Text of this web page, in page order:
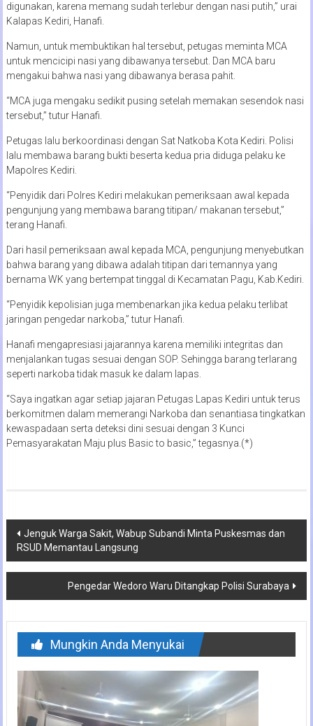
digunakan, karena memang sudah terlebur dengan nasi putih,” urai
Kalapas Kediri, Hanafi.
Namun, untuk membuktikan hal tersebut, petugas meminta MCA
untuk mencicipi nasi yang dibawanya tersebut. Dan MCA baru
mengakui bahwa nasi yang dibawanya berasa pahit.
“MCA juga mengaku sedikit pusing setelah memakan sesendok nasi
tersebut,” tutur Hanafi.
Petugas lalu berkoordinasi dengan Sat Natkoba Kota Kediri. Polisi
lalu membawa barang bukti beserta kedua pria diduga pelaku ke
Mapolres Kediri.
“Penyidik dari Polres Kediri melakukan pemeriksaan awal kepada
pengunjung yang membawa barang titipan/ makanan tersebut,”
terang Hanafi.
Dari hasil pemeriksaan awal kepada MCA, pengunjung menyebutkan
bahwa barang yang dibawa adalah titipan dari temannya yang
bernama WK yang bertempat tinggal di Kecamatan Pagu, Kab.Kediri.
“Penyidik kepolisian juga membenarkan jika kedua pelaku terlibat
jaringan pengedar narkoba,” tutur Hanafi.
Hanafi mengapresiasi jajarannya karena memiliki integritas dan
menjalankan tugas sesuai dengan SOP. Sehingga barang terlarang
seperti narkoba tidak masuk ke dalam lapas.
“Saya ingatkan agar setiap jajaran Petugas Lapas Kediri untuk terus
berkomitmen dalam memerangi Narkoba dan senantiasa tingkatkan
kewaspadaan serta deteksi dini sesuai dengan 3 Kunci
Pemasyarakatan Maju plus Basic to basic,” tegasnya.(*)
Navigasi
pos
Jenguk Warga Sakit, Wabup Subandi Minta Puskesmas dan
RSUD Memantau Langsung
Pengedar Wedoro Waru Ditangkap Polisi Surabaya
Mungkin Anda Menyukai